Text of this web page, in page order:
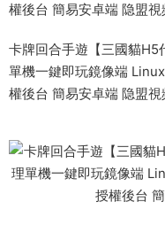
權後台 簡易安卓端 隐盟視
卡牌回合手遊【三國貓H5
單機一鍵即玩鏡像端
權後台 簡易安卓端 隐盟視